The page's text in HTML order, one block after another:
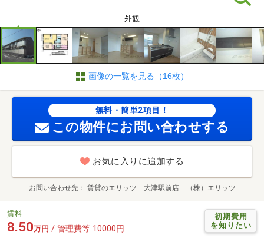
外観
画像の一覧を見る（16枚）
無料・簡単2項目！
この物件にお問い合わせする
お気に入りに追加する
お問い合わせ先 賃貸のエリッツ 大津駅前店 （株）エリッツ
初期費用
を知りたい
賃料
8.50万円 / 管理費等 10000円